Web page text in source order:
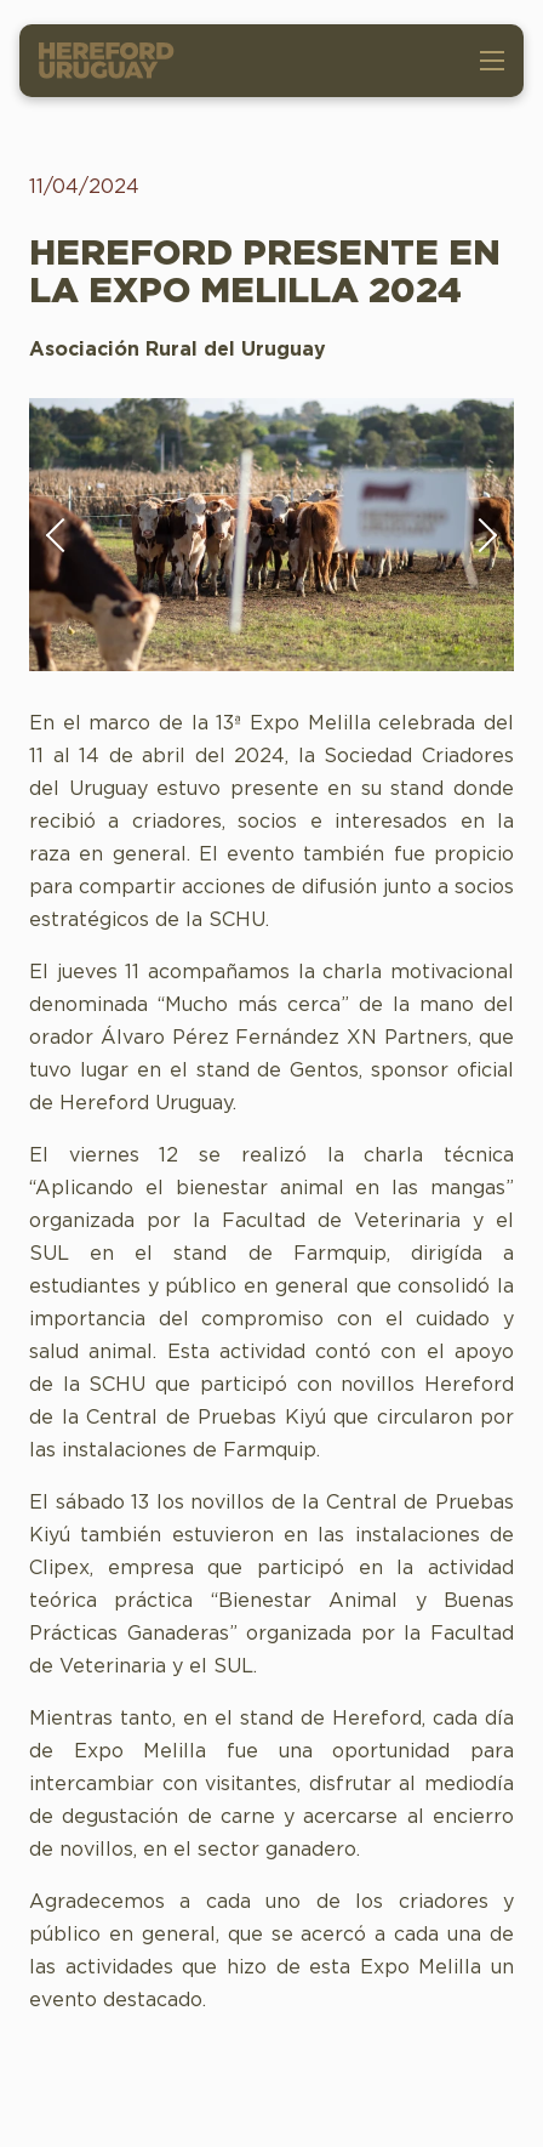
11/04/2024
HEREFORD PRESENTE EN
LA EXPO MELILLA 2024
Asociación Rural del Uruguay
En el marco de la 13ª Expo Melilla celebrada del
11 al 14 de abril del 2024, la Sociedad Criadores
del Uruguay estuvo presente en su stand donde
recibió a criadores, socios e interesados en la
raza en general. El evento también fue propicio
para compartir acciones de difusión junto a socios
estratégicos de la SCHU.
El jueves 11 acompañamos la charla motivacional
denominada “Mucho más cerca” de la mano del
orador Álvaro Pérez Fernández XN Partners, que
tuvo lugar en el stand de Gentos, sponsor oficial
de Hereford Uruguay.
El viernes 12 se realizó la charla técnica
“Aplicando el bienestar animal en las mangas”
organizada por la Facultad de Veterinaria y el
SUL en el stand de Farmquip, dirigída a
estudiantes y público en general que consolidó la
importancia del compromiso con el cuidado y
salud animal. Esta actividad contó con el apoyo
de la SCHU que participó con novillos Hereford
de la Central de Pruebas Kiyú que circularon por
las instalaciones de Farmquip.
El sábado 13 los novillos de la Central de Pruebas
Kiyú también estuvieron en las instalaciones de
Clipex, empresa que participó en la actividad
teórica práctica “Bienestar Animal y Buenas
Prácticas Ganaderas” organizada por la Facultad
de Veterinaria y el SUL.
Mientras tanto, en el stand de Hereford, cada día
de Expo Melilla fue una oportunidad para
intercambiar con visitantes, disfrutar al mediodía
de degustación de carne y acercarse al encierro
de novillos, en el sector ganadero.
Agradecemos a cada uno de los criadores y
público en general, que se acercó a cada una de
las actividades que hizo de esta Expo Melilla un
evento destacado.